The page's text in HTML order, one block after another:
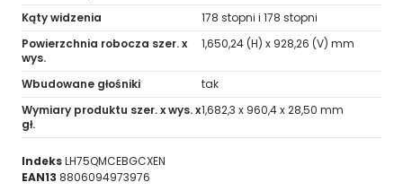
Kąty widzenia
178 stopni i 178 stopni
Powierzchnia robocza szer. x
wys.
1,650,24 (H) x 928,26 (V) mm
Wbudowane głośniki
tak
Wymiary produktu szer. x wys. x
gł.
1,682,3 x 960,4 x 28,50 mm
IndeksLH75QMCEBGCXEN
EAN13 8806094973976